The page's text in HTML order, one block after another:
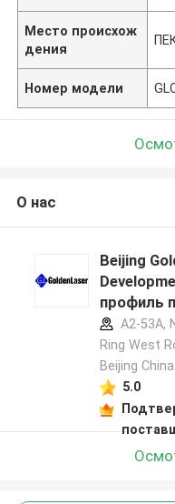
Место происхож
дения
Номер модели
О нас
Beijing
профиль
A2-53A,
Ring West
Beijing
5.0